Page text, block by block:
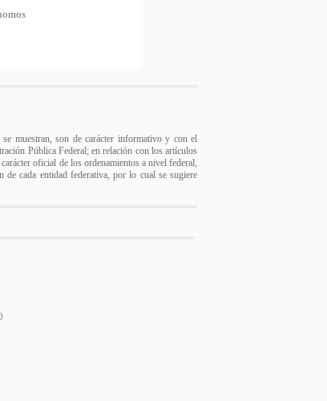
muestran, son de carácter informativo y con el
Pública Federal; en relación con los artículos
oficial de los ordenamientos a nivel federal,
cada entidad federativa, por lo cual se sugiere